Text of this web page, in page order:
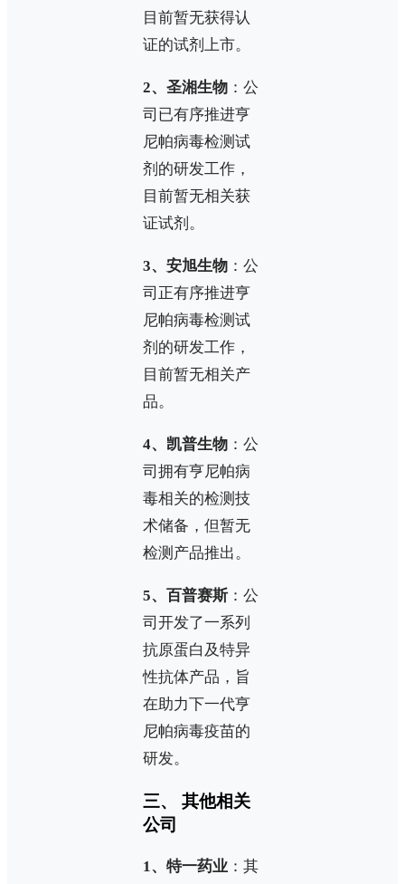
目前暂无获得认
证的试剂上市。
2、圣湘生物 ：公
司已有序推进亨
尼帕病毒检测试
剂的研发工作，
目前暂无相关获
证试剂。
3、安旭生物 ：公
司正有序推进亨
尼帕病毒检测试
剂的研发工作，
目前暂无相关产
品。
4、凯普生物 ：公
司拥有亨尼帕病
毒相关的检测技
术储备，但暂无
检测产品推出。
5、百普赛斯：公
司开发了一系列
抗原蛋白及特异
性抗体产品，旨
在助力下一代亨
尼帕病毒疫苗的
研发。
三、 其他相关
公司
1、特一药业 ：其